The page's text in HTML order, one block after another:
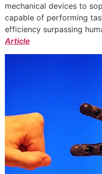
mechanical devices to
capable of performing
efficiency surpassing
Article